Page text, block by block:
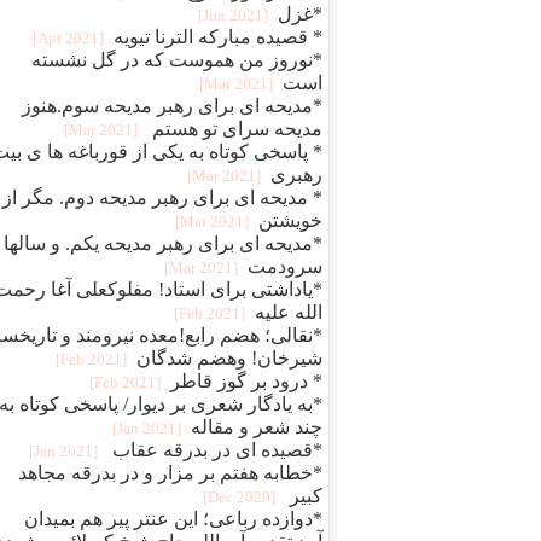
*غزل [2021 Jun]
* قصیده مبارکه الترنا تیویه [2021 Apr]
*نوروز من هموست که در گل نشسته
است
[2021 Mar]
*مدیحه ای برای رهبر مدیحه سوم.هنوز
مدیحه سرای تو هستم
[2021 Mar]
* پاسخی کوتاه به یکی از قورباغه ها ی
رهبری
[2021 Mar]
* مدیحه ای برای رهبر مدیحه دوم. مگر از
خویشتن
[2021 Mar]
*مدیحه ای برای رهبر مدیحه یکم. و سالها
سرودمت
[2021 Mar]
*یاداشتی برای استاد! مفلوکعلی آغا
الله علیه
[2021 Feb]
*نقالی؛ هضم رابع!معده نیرومند و
شیرخان! وهضم شدگان
[2021 Feb]
* درود بر گوز قاطر [2021 Feb]
*به یادگار شعری بر دیوار/ پاسخی کوتاه به
چند شعر و مقاله
[2021 Jan]
*قصیده ای در بدرقه عقاب [2021 Jan]
*خطابه هفتم بر مزار و در بدرقه مجاهد
کبیر
[2020 Dec]
*دوازده رباعی؛ این عنتر پیر هم بمیدان